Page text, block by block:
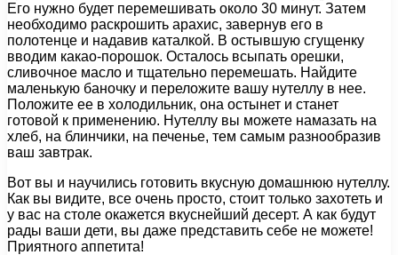
Его нужно будет перемешивать около 30 минут. Затем
необходимо раскрошить арахис, завернув его в
полотенце и надавив каталкой. В остывшую сгущенку
вводим какао-порошок. Осталось всыпать орешки,
сливочное масло и тщательно перемешать. Найдите
маленькую баночку и переложите вашу нутеллу в нее.
Положите ее в холодильник, она остынет и станет
готовой к применению. Нутеллу вы можете намазать на
хлеб, на блинчики, на печенье, тем самым разнообразив
ваш завтрак.
Вот вы и научились готовить вкусную домашнюю нутеллу.
Как вы видите, все очень просто, стоит только захотеть и
у вас на столе окажется вкуснейший десерт. А как будут
рады ваши дети, вы даже представить себе не можете!
Приятного аппетита!